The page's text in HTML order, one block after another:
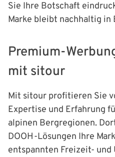
Sie Ihre Botschaft
Marke bleibt nachhaltig in
Premium-
mit sitour
Mit sitour profitieren Sie
Expertise und Erfahrung
alpinen Bergregionen.
DOOH-Lösungen Ihre
entspannten Freizeit- und